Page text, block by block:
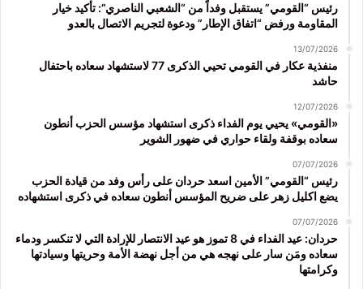
رئيس “القومي” يستقبل وفداً من “الشعبي الناصري”: تأكيد خيار
المقاومة ورفض “اتفاق الإطار” ودعوة لتجريم الاتصال بالعدو
13/07/2026
منفذية عكار في القومي تحيي الذكرى 77 لاستشهاد سعاده باحتفال
حاشد
12/07/2026
«القومي» يحيي يوم الفداء ذكرى استشهاد مؤسس الحزب أنطون
سعاده بوقفة ولقاء حواري في ضهور الشوير
07/07/2026
رئيس “القومي” الأمين اسعد حردان على رأس وفد من قيادة الحزب
يضع اكليل زهر على ضريح المؤسس أنطون سعاده في ذكرى استشهاده
07/07/2026
حردان: عيد الفداء في 8 تموز هو عيد الانتصار للإرادة التي لا تنكسر ودماء
سعاده ومَن سار على نهجه هي من أجل نهضة الأمة وحريتها وسيادتها
وكرامتها